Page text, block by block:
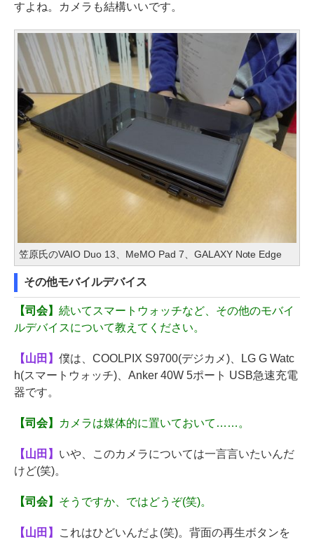
すよね。カメラも結構いいです。
笠原氏のVAIO Duo 13、MeMO Pad 7、GALAXY Note Edge
その他モバイルデバイス
【司会】 続いてスマートウォッチなど、その他のモバイ
ルデバイスについて教えてください。
【山田】 僕は、COOLPIX S9700(デジカメ)、LG G Watc
h(スマートウォッチ)、Anker 40W 5ポート USB急速充電
器です。
【司会】 カメラは媒体的に置いておいて……。
【山田】 いや、このカメラについては一言言いたいんだ
けど(笑)。
【司会】 そうですか、ではどうぞ(笑)。
【山田】
これはひどいんだよ(笑)。背面の再生ボタンを